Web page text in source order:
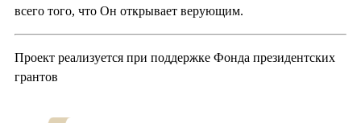
всего того, что Он открывает верующим.
Проект реализуется при поддержке Фонда президентских
грантов